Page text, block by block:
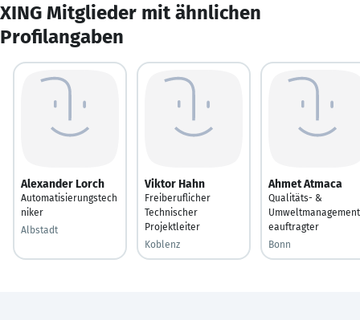
XING Mitglieder mit ähnlichen
Profilangaben
Alexander Lorch
Automatisierungstech
niker
Albstadt
Viktor Hahn
Freiberuflicher
Technischer
Projektleiter
Koblenz
Ahmet Atmaca
Qualitäts- &
eauftragter
Bonn